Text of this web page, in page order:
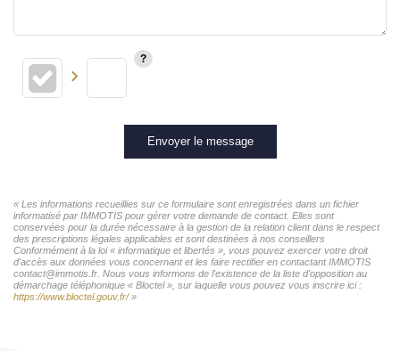
Envoyer le message
« Les informations recueillies sur ce formulaire sont enregistrées dans un fichier
informatisé par IMMOTIS pour gérer votre demande de contact. Elles sont
conservées pour la durée nécessaire à la gestion de la relation client dans le respect
des prescriptions légales applicables et sont destinées à nos conseillers
Conformément à la loi « informatique et libertés », vous pouvez exercer votre droit
d'accès aux données vous concernant et les faire rectifier en contactant IMMOTIS
contact@immotis.fr. Nous vous informons de l'existence de la liste d'opposition au
démarchage téléphonique « Bloctel », sur laquelle vous pouvez vous inscrire ici :
https://www.bloctel.gouv.fr/»